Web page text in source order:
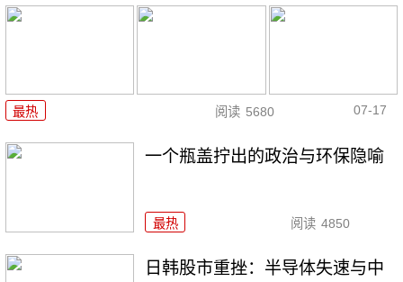
最热 阅读 5680 07-17
一个瓶盖拧出的政治与环保隐喻
最热 阅读 4850
日韩股市重挫：半导体失速与中